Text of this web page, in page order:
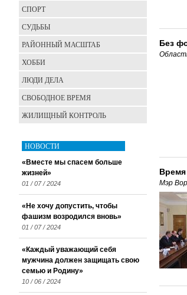
Без
Мэр
СПОРТ
СУДЬБЫ
РАЙОННЫЙ МАСШТАБ
ХОББИ
ЛЮДИ ДЕЛА
СВОБОДНОЕ ВРЕМЯ
ЖИЛИЩНЫЙ КОНТРОЛЬ
НОВОСТИ
«Вместе мы спасем больше
жизней»
01 / 07 / 2024
«Не хочу допустить, чтобы
фашизм возродился вновь»
01 / 07 / 2024
«Каждый уважающий себя
мужчина должен защищать свою
семью и Родину»
10 / 06 / 2024